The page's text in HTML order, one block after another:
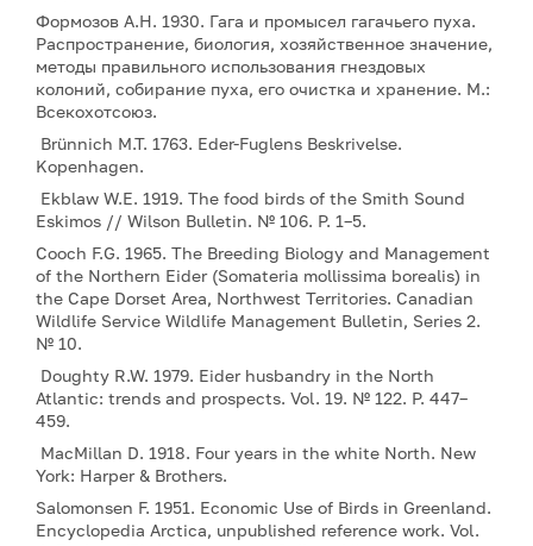
Формозов А.Н. 1930. Гага и промысел гагачьего пуха.
Распространение, биология, хозяйственное значение,
методы правильного использования гнездовых
колоний, собирание пуха, его очистка и хранение. М.:
Всекохотсоюз.
Brünnich M.T. 1763. Eder-Fuglens Beskrivelse.
Kopenhagen.
Ekblaw W.E. 1919. The food birds of the Smith Sound
Eskimos // Wilson Bulletin. № 106. P. 1–5.
Cooch F.G. 1965. The Breeding Biology and Management
of the Northern Eider (Somateria mollissima borealis) in
the Cape Dorset Area, Northwest Territories. Canadian
Wildlife Service Wildlife Management Bulletin, Series 2.
№ 10.
Doughty R.W. 1979. Eider husbandry in the North
Atlantic: trends and prospects. Vol. 19. № 122. P. 447–
459.
MacMillan D. 1918. Four years in the white North. New
York: Harper & Brothers.
Salomonsen F. 1951. Economic Use of Birds in Greenland.
Encyclopedia Arctica, unpublished reference work. Vol.